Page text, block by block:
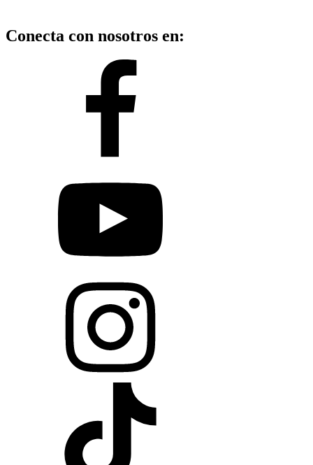
Conecta con nosotros en: